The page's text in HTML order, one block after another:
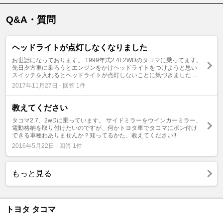
Q&A・質問
ヘッドライトが点灯しなくなりました
お世話になっております。 1999年式2.4L2WDのタコマに乗ってます。
先日夕方車に乗ろうとエンジンをかけヘッドライトをつけようと思い
スイッチを入れるとヘッドライトが点灯しないことに気づきました ...
2017年11月27日 - 回答 1件
教えてください
タコマ2.7、2wDに乗っています。 サイドミラーをウインカーミラー、
電動格納を取り付けたいのですが、何かトヨタ車でタコマにポン付け
できる車種わありませんか？知ってるかた、教えてください‼️
2016年5月22日 - 回答 1件
もっと見る
トヨタ タコマ